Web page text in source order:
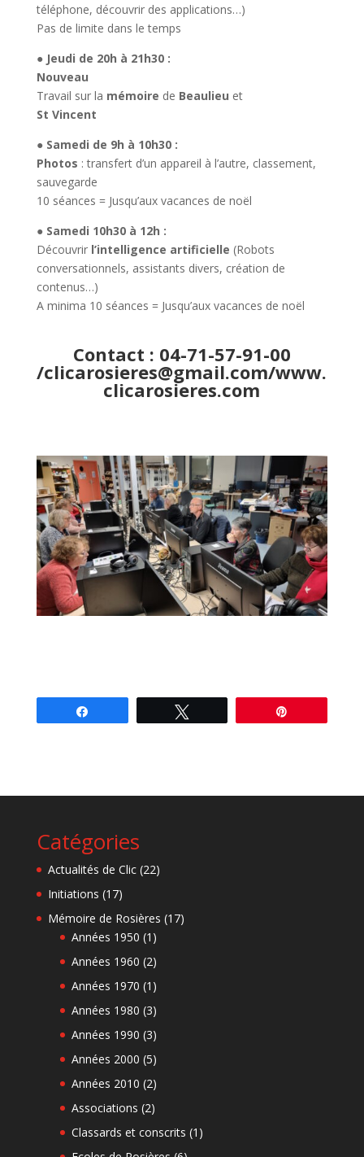
téléphone, découvrir des applications…)
Pas de limite dans le temps
● Jeudi de 20h à 21h30 :
Nouveau
Travail sur la mémoire de Beaulieu et
St Vincent
● Samedi de 9h à 10h30 :
Photos : transfert d’un appareil à l’autre, classement,
sauvegarde
10 séances = Jusqu’aux vacances de noël
● Samedi 10h30 à 12h :
Découvrir l’intelligence artificielle (Robots
conversationnels, assistants divers, création de
contenus…)
A minima 10 séances = Jusqu’aux vacances de noël
Contact : 04-71-57-91-00
/clicarosieres@gmail.com/www.
clicarosieres.com
Catégories
Actualités de Clic(22)
Initiations (17)
Mémoire de Rosières (17)
Années 1950 (1)
Années 1960 (2)
Années 1970 (1)
Années 1980 (3)
Années 1990 (3)
Années 2000 (5)
Années 2010 (2)
Associations (2)
Classards et conscrits (1)